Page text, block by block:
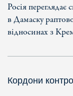
Росія переглядає
в Дамаску
відносинах з
Кордони